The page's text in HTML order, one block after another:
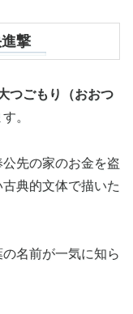
撃
大つごもり（おおつ
。
公先の家のお金を盗
典的文体で描いた
名前が一気に知ら